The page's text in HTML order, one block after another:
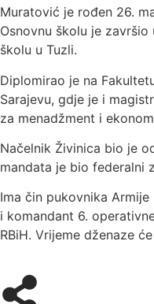
Muratović je rođen 26.
Osnovnu školu je
školu u Tuzli.
Diplomirao je na
Sarajevu, gdje je i
za menadžment i
Načelnik Živinica bio je
mandata je bio federalni
Ima čin pukovnika
i komandant 6.
RBiH. Vrijeme dženaze